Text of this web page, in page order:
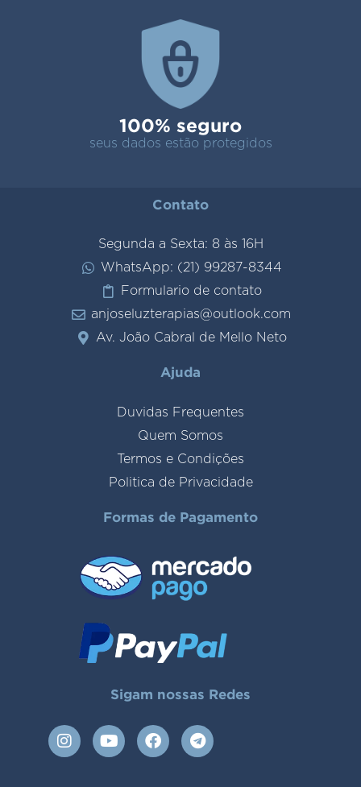
100% seguro
seus dados estão protegidos
Contato
Segunda a Sexta: 8 às 16H
WhatsApp: (21) 99287-8344
Formulario de contato
anjoseluzterapias@outlook.com
Av. João Cabral de Mello Neto
Ajuda
Duvidas Frequentes
Quem Somos
Termos e Condições
Politica de Privacidade
Formas de Pagamento
Sigam nossas Redes
I
n
Y
o
F
a
T
e